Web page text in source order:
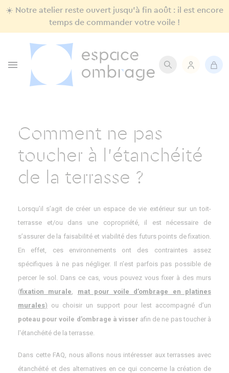
☀️ Notre atelier reste ouvert jusqu'à fin août : il est encore
temps de commander votre voile !

Comment ne pas
toucher à l'étanchéité
de la terrasse ?
Lorsqu’il s’agit de créer un espace de vie extérieur sur un toit-
terrasse et/ou dans une copropriété, il est nécessaire de
s’assurer de la faisabilité et viabilité des futurs points de fixation.
En effet, ces environnements ont des contraintes assez
spécifiques à ne pas négliger. Il n’est parfois pas possible de
percer le sol. Dans ce cas, vous pouvez vous fixer à des murs
(fixation murale, mat pour voile d’ombrage en platines
murales) ou choisir un support pour lest accompagné d’un
poteau pour voile d’ombrage à visser afin de ne pas toucher à
l'étanchéité de la terrasse.
Dans cette FAQ, nous allons nous intéresser aux terrasses avec
étanchéité et des alternatives en ce qui concerne la création de